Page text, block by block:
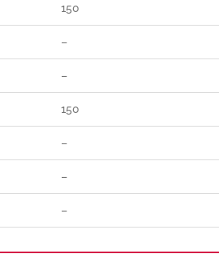
150
–
–
150
–
–
–